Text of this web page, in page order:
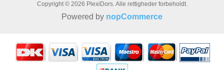
Copyright © 2026 PlexiDors. Alle rettigheder forbeholdt.
Powered by nopCommerce